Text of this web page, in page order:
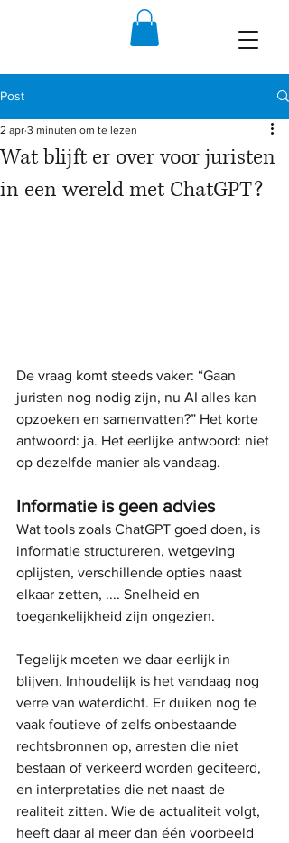
Post
Wat blijft er over voor juristen
in een wereld met ChatGPT?
2 apr 3 minuten om te lezen
De vraag komt steeds vaker: “Gaan
juristen nog nodig zijn, nu AI alles kan
opzoeken en samenvatten?” Het korte
antwoord: ja. Het eerlijke antwoord: niet
op dezelfde manier als vandaag.
Informatie is geen advies
Wat tools zoals ChatGPT goed doen, is
informatie structureren, wetgeving
oplijsten, verschillende opties naast
elkaar zetten, .... Snelheid en
toegankelijkheid zijn ongezien.
Tegelijk moeten we daar eerlijk in
blijven. Inhoudelijk is het vandaag nog
verre van waterdicht. Er duiken nog te
vaak foutieve of zelfs onbestaande
rechtsbronnen op, arresten die niet
bestaan of verkeerd worden geciteerd,
en interpretaties die net naast de
realiteit zitten. Wie de actualiteit volgt,
heeft daar al meer dan één voorbeeld